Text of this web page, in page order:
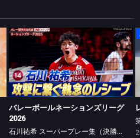
バレーボールネーションズリーグ2026
石川祐希 スーパープレー集（決勝ラウンド）
バレーボールネーションズリーグ
2026
石川祐希 スーパープレー集（決勝ラウンド）